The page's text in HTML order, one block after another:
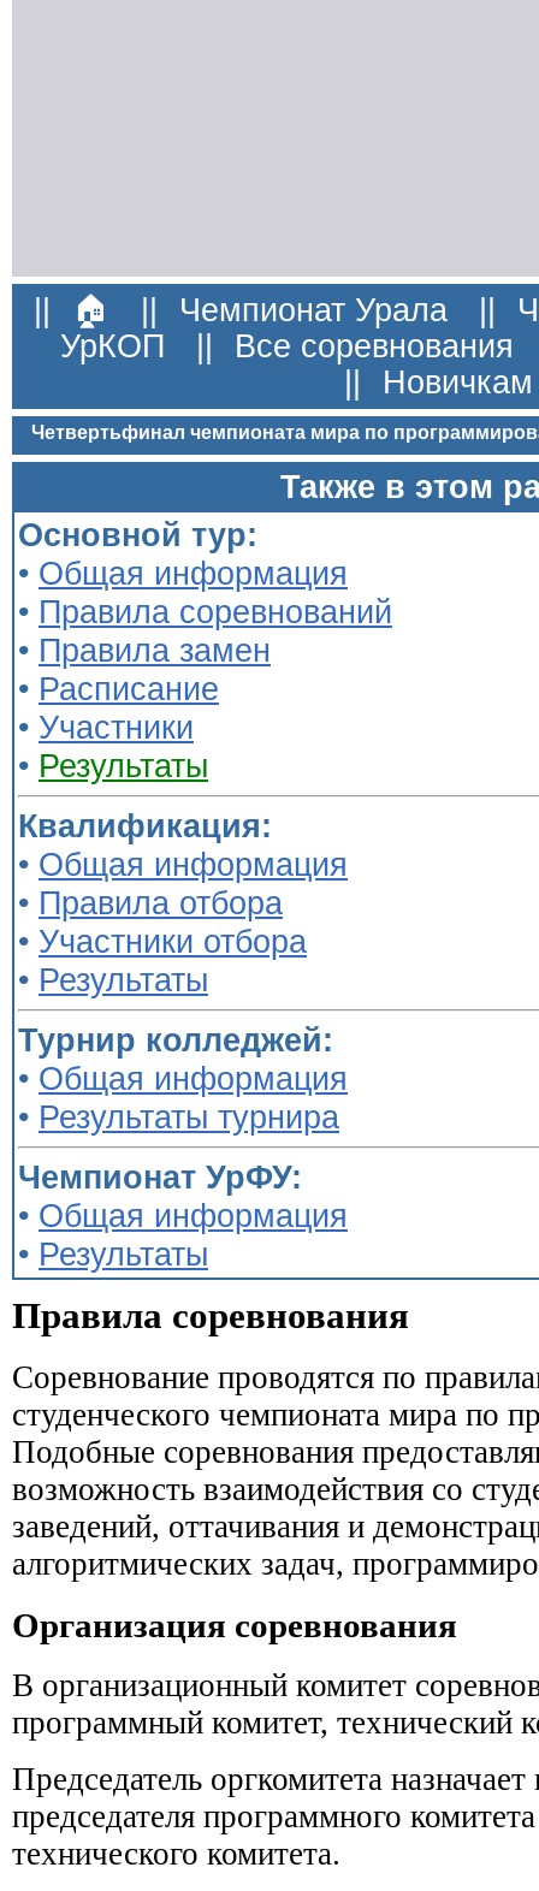
|| 🏠 || Чемпионат Урала ||
УрКОП
|| Все соревнования
||
Новичкам
Четвертьфинал чемпионата мира по
Также в этом
Основной тур:
• Общая информация
• Правила соревнований
• Правила замен
• Расписание
• Участники
• Результаты
Квалификация:
• Общая информация
• Правила отбора
• Участники отбора
• Результаты
Турнир колледжей:
• Общая информация
• Результаты турнира
Чемпионат УрФУ:
• Общая информация
• Результаты
Правила соревнования
Соревнование проводятся по
студенческого чемпионата мира по
Подобные соревнования
возможность взаимодействия со
заведений, оттачивания и
алгоритмических задач,
Организация соревнования
В организационный комитет
программный комитет, технический
Председатель оргкомитета
председателя программного
технического комитета.